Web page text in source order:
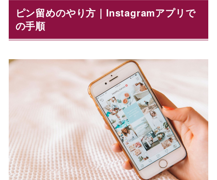
ピン留めのやり方｜Instagramアプリで
の手順